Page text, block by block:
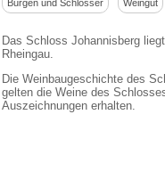
Burgen und Schlösser Weingut
Das Schloss Johannisberg
Rheingau.
Die Weinbaugeschichte des
gelten die Weine des
Auszeichnungen erhalten.